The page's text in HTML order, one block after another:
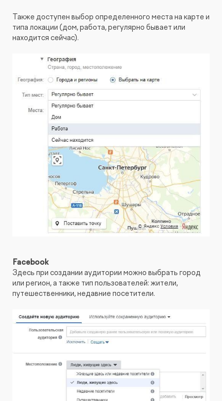
Также доступен выбор определенного места на карте и
типа локации (дом, работа, регулярно бывает или
находится сейчас).
Facebook
Здесь при создании аудитории можно выбрать город
или регион, а также тип пользователей: жители,
путешественники, недавние посетители.